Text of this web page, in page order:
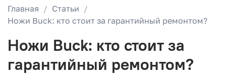
Главная
Статьи
Ножи Buck: кто стоит за гарантийный ремонтом?
Ножи Buck: кто стоит за
гарантийный ремонтом?